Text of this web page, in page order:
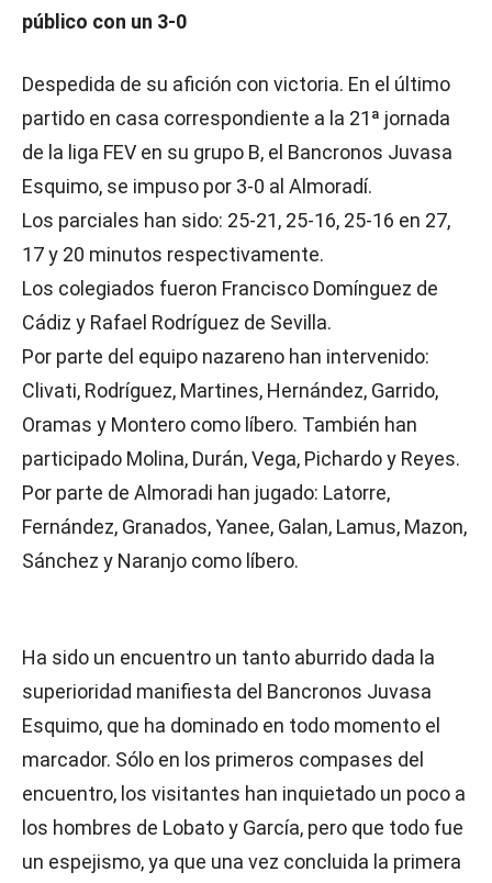
público con un 3-0
Despedida de su afición con victoria. En el último
partido en casa correspondiente a la 21ª jornada
de la liga FEV en su grupo B, el Bancronos Juvasa
Esquimo, se impuso por 3-0 al Almoradí.
Los parciales han sido: 25-21, 25-16, 25-16 en 27,
17 y 20 minutos respectivamente.
Los colegiados fueron Francisco Domínguez de
Cádiz y Rafael Rodríguez de Sevilla.
Por parte del equipo nazareno han intervenido:
Clivati, Rodríguez, Martines, Hernández, Garrido,
Oramas y Montero como líbero. También han
participado Molina, Durán, Vega, Pichardo y Reyes.
Por parte de Almoradi han jugado: Latorre,
Fernández, Granados, Yanee, Galan, Lamus, Mazon,
Sánchez y Naranjo como líbero.
Ha sido un encuentro un tanto aburrido dada la
superioridad manifiesta del Bancronos Juvasa
Esquimo, que ha dominado en todo momento el
marcador. Sólo en los primeros compases del
encuentro, los visitantes han inquietado un poco a
los hombres de Lobato y García, pero que todo fue
un espejismo, ya que una vez concluida la primera